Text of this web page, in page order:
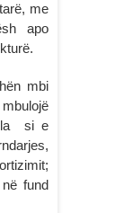
me
apo
mbi
si e
fund